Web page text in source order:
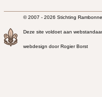
© 2007 - 2026 Stichting
Deze site voldoet aan
webdesign door Rogier Borst